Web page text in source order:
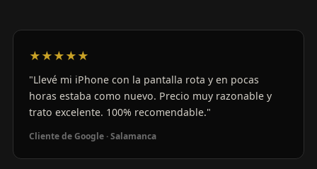
★★★★★
"Llevé mi iPhone con la pantalla rota y en pocas
horas estaba como nuevo. Precio muy razonable y
trato excelente. 100% recomendable."
Cliente de Google · Salamanca